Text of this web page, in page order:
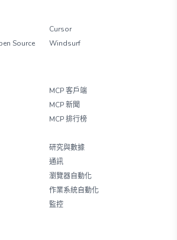
Cursor
Source
Windsurf
MCP 客戶端
MCP 新聞
MCP 排行榜
研究與數據
通訊
瀏覽器自動化
作業系統自動化
監控